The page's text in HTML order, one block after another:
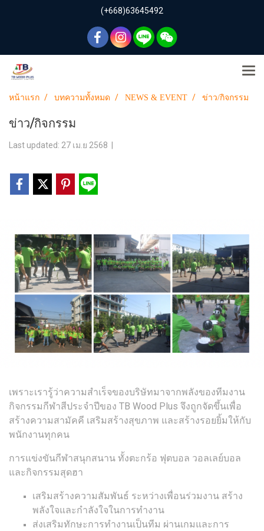
(+668)63645492
หน้าแรก บทความทั้งหมด NEWS & EVENT ข่าว/กิจกรรม
ข่าว/กิจกรรม
Last updated: 27 เม.ย 2568
เพราะเรารู้ว่าความสำเร็จของบริษัทมาจากพลังของทีมงาน
กิจกรรมกีฬาสีประจำปีของ TB Wood Plus จึงถูกจัดขึ้นเพื่อ
สร้างความสามัคคี เสริมสร้างสุขภาพ และสร้างรอยยิ้มให้กับ
พนักงานทุกคน
การแข่งขันกีฬาสนุกสนาน ทั้งตะกร้อ ฟุตบอล วอลเลย์บอล
และกิจกรรมสุดฮา
เสริมสร้างความสัมพันธ์ ระหว่างเพื่อนร่วมงาน สร้าง
พลังใจและกำลังใจในการทำงาน
ส่งเสริมทักษะการทำงานเป็นทีม ผ่านเกมและการ